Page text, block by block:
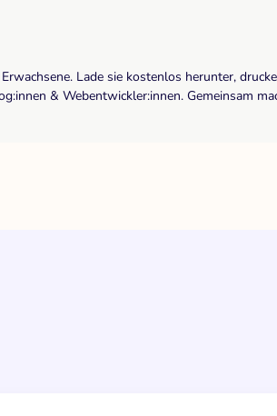
Lade sie kostenlos herunter,
& Webentwickler:innen. Gemeinsam